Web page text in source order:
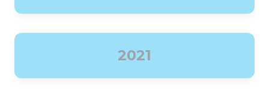
2021